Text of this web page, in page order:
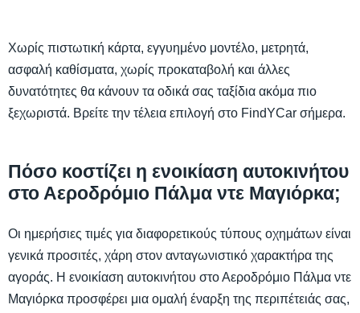
Χωρίς πιστωτική κάρτα, εγγυημένο μοντέλο, μετρητά,
ασφαλή καθίσματα, χωρίς προκαταβολή και άλλες
δυνατότητες θα κάνουν τα οδικά σας ταξίδια ακόμα πιο
ξεχωριστά. Βρείτε την τέλεια επιλογή στο FindYCar σήμερα.
Πόσο κοστίζει η ενοικίαση αυτοκινήτου
στο Αεροδρόμιο Πάλμα ντε Μαγιόρκα;
Οι ημερήσιες τιμές για διαφορετικούς τύπους οχημάτων είναι
γενικά προσιτές, χάρη στον ανταγωνιστικό χαρακτήρα της
αγοράς. Η ενοικίαση αυτοκινήτου στο Αεροδρόμιο Πάλμα ντε
Μαγιόρκα προσφέρει μια ομαλή έναρξη της περιπέτειάς σας,